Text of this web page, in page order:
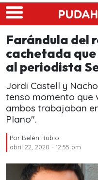
Skip to main content
Farándula del
cachetada
al periodista
Jordi Castell y
tenso momento que
ambos trabajaban
Plano".
Por Belén Rubio
abril 22, 2020 - 12:55 pm